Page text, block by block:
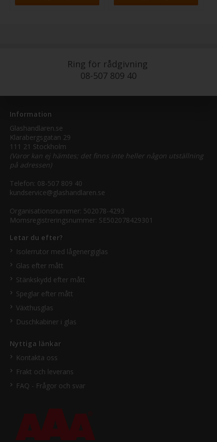
Ring för rådgivning
08-507 809 40
Information
Glashandlaren.se
Klarabergsgatan 29
111 21 Stockholm
(Varor kan ej hämtes; det finns inte heller någon utställning
på adressen)
Telefon: 08-507 809 40
kundservice@glashandlaren.se
Organisationsnummer: 502078-4293
Momsregistreringsnummer: SE502078429301
Letar du efter?
Isolerrutor med lågenergiglas
Glas efter mått
Stänkskydd efter mått
Speglar efter mått
Växthusglas
Duschkabiner i glas
Nyttiga länkar
Kontakta oss
Frakt och leverans
FAQ - Frågor och svar